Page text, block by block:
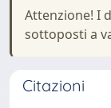
Attenzione! I
sottoposti a
Citazioni